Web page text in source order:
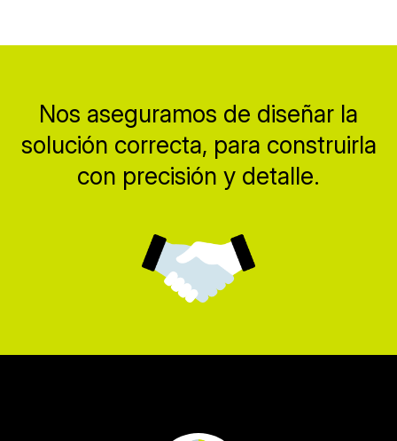
Nos aseguramos de diseñar la
solución correcta, para construirla
con precisión y detalle.